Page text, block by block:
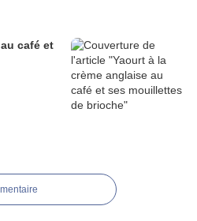
café et